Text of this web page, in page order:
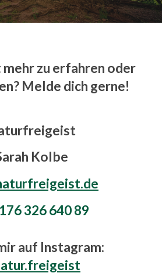
mehr zu erfahren oder
Melde dich gerne!
Kolbe
326 640 89
auf Instagram: